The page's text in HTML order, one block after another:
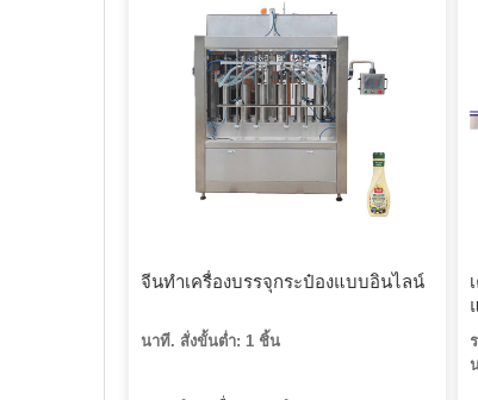
จีนทำเครื่องบรรจุกระป๋องแบบอินไลน์
นาที. สั่งขั้นต่ำ: 1 ชิ้น